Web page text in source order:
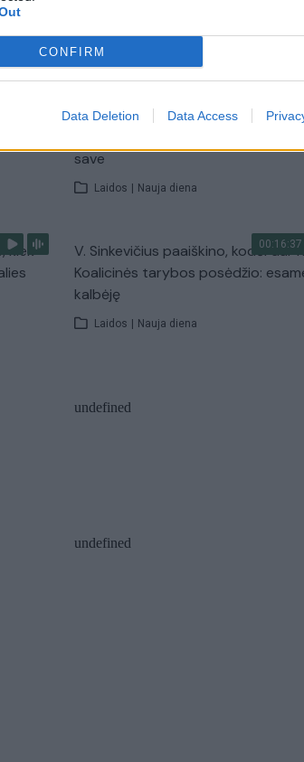
CONFIRM
Data Deletion Data Access
Lietuvos pasiruošimą pavojams
save
Laidos | Nauja diena
kiek
00:16:37
V. Sinkevičius paaiškino, kodėl dar
Koalicinės tarybos posėdžio:
kalbėję
Laidos | Nauja diena